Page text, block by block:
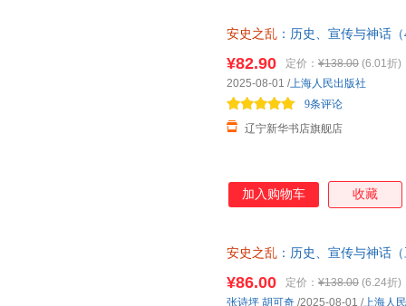
安史之乱 ：历史、宣传与神话
发票 多仓就近发货 85%城市次
¥82.90 定价： ¥138.00 (6.01折)
辽宁新华书店旗舰店
9条评论
2025-08-01 /上海人民出版社
加入购物车 收藏
安史之乱 ：历史、宣传与神话
¥86.00 定价： ¥138.00 (6.24折)
张诗坪 胡可奇 /2025-08-01 /上海人